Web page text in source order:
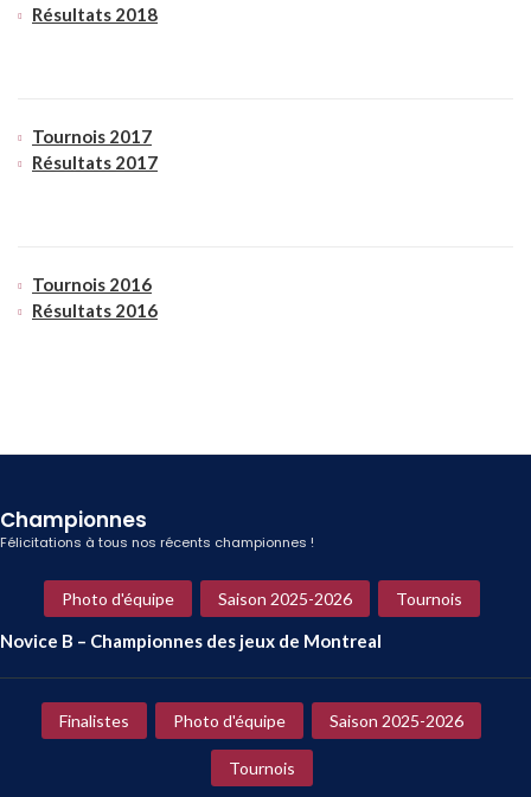
Résultats 2018
Tournois 2017
Résultats 2017
Tournois 2016
Résultats 2016
Championnes
Félicitations à tous nos récents championnes !
Photo d'équipe Saison 2025-2026 Tournois
Novice B – Championnes des jeux de Montreal
Finalistes Photo d'équipe Saison 2025-2026
Tournois